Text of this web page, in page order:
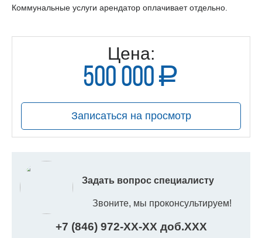
Коммунальные услуги арендатор оплачивает отдельно.
Цена:
500 000 a
руб.
Записаться на просмотр
Задать вопрос специалисту
Звоните, мы проконсультируем!
+7 (846) 972-XX-XXдоб.XXX